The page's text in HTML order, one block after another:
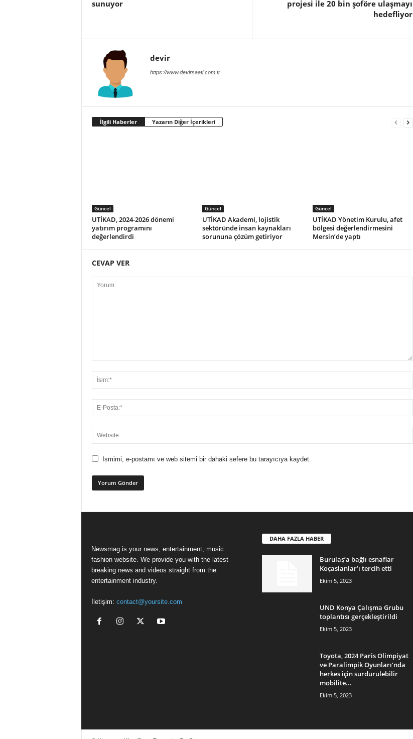
sunuyor
projesi ile 20 bin şoföre ulaşmayı
hedefliyor
devir
https://www.devirsaati.com.tr
İlgili Haberler Yazarın Diğer İçerikleri
Güncel
UTİKAD, 2024-2026 dönemi
yatırım programını
değerlendirdi
Güncel
UTİKAD Akademi, lojistik
sektöründe insan kaynakları
sorununa çözüm getiriyor
Güncel
UTİKAD Yönetim Kurulu, afet
bölgesi değerlendirmesini
Mersin’de yaptı
CEVAP VER
Ismimi, e-postamı ve web sitemi bir dahaki sefere bu tarayıcıya kaydet.
Newsmag is your news, entertainment, music
fashion website. We provide you with the latest
breaking news and videos straight from the
entertainment industry.
İletişim: contact@yoursite.com
DAHA FAZLA HABER
Burulaş’a bağlı esnaflar
Koçaslanlar’ı tercih etti
Ekim 5, 2023
UND Konya Çalışma Grubu
toplantısı gerçekleştirildi
Ekim 5, 2023
Toyota, 2024 Paris Olimpiyat
ve Paralimpik Oyunları’nda
herkes için sürdürülebilir
mobilite...
Ekim 5, 2023